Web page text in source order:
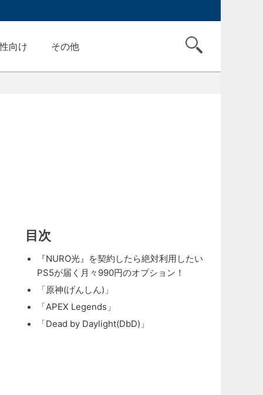
向け その他
目次
『NURO光』を契約したら絶対利用したい
PS5が届く月々990円のオプション！
「原神(げんしん)」
「APEX Legends」
「Dead by Daylight(DbD)」